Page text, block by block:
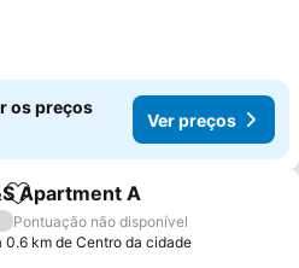
os preços
Ver preços
Adicionar aos favoritos
Apartment A
Pontuação não disponível
0.6 km de Centro da cidade